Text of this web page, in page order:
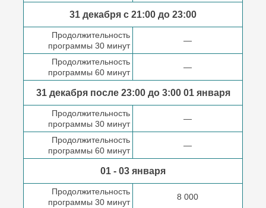
31 декабря с 21:00 до 23:00
Продолжительность
программы 30 минут
—
Продолжительность
программы 60 минут
—
31 декабря после23:00 до 3:0001 января
Продолжительность
программы 30 минут
—
Продолжительность
программы 60 минут
—
01 - 03 января
Продолжительность
программы 30 минут
8 000